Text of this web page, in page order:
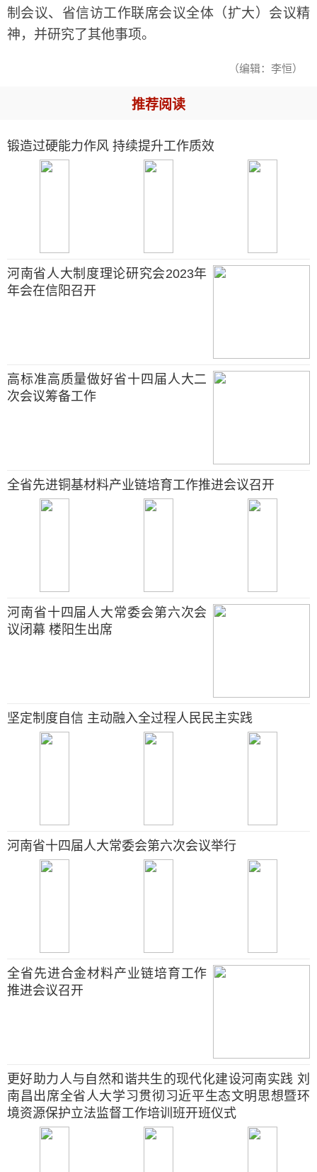
制会议、省信访工作联席会议全体（扩大）会议精
神，并研究了其他事项。
（编辑：李恒）
推荐阅读
锻造过硬能力作风 持续提升工作质效
河南省人大制度理论研究会2023年
年会在信阳召开
高标准高质量做好省十四届人大二
次会议筹备工作
全省先进铜基材料产业链培育工作推进会议召开
河南省十四届人大常委会第六次会
议闭幕 楼阳生出席
坚定制度自信 主动融入全过程人民民主实践
河南省十四届人大常委会第六次会议举行
全省先进合金材料产业链培育工作
推进会议召开
更好助力人与自然和谐共生的现代化建设河南实践 刘
南昌出席全省人大学习贯彻习近平生态文明思想暨环
境资源保护立法监督工作培训班开班仪式